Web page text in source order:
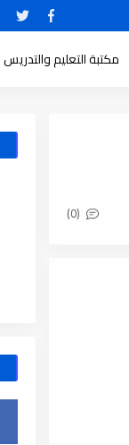
مكتبة التعليم والتدريس
(0)